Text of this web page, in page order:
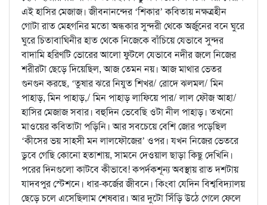
এই হাসির মেজাজ। জীবনানন্দের ‘শিকার’ কবিতায় নক্ষত্রহীন
গোটা রাত মেহগনির মতো অন্ধকার সুন্দরী থেকে অর্জুনের বনে ঘুরে
ঘুরে চিতাবাঘিনীর হাত থেকে নিজেকে বাঁচিয়ে যেভাবে সুন্দর
বাদামি হরিণটি ভোরের আলো ফুটলে যেভাবে নদীর জলে নিজের
শরীরটা ছেড়ে দিয়েছিল, আজ তেমন নয়। আজ মাথার ভেতর
গুনগুন করছে, ‘তুষার ঝরে নিযুত শিখর/ রোদে ঝলমল/ মিন
পাহাড়, মিন পাহাড়,/ মিন পাহাড় লাফিয়ে পার/ লাল ফৌজ আহা/
হাসির মেজাজ সবার। বহুদিন ভেবেছি ওটা নীল পাহাড়। তখনো
মাওয়ের কবিতাটা পড়িনি। আর সবচেয়ে বেশি জোর পড়েছিল
‘কীসের ভয় সাহসী মন লালফৌজের’ ওপর। যখন নিজের ভেতরে
ডুবে গেছি কোনো হতাশায়, সামনে দেওয়াল ছাড়া কিছু দেখিনি।
পরের দিনগুলো কাটবে কীভাবে! কপর্দকশূন্য অবস্থায় রাত দশটায়
যাদবপুর স্টেশনে। ধার-কর্জের জীবনে। কিংবা যেদিন বিশ্ববিদ্যালয়
ছেড়ে চলে এসেছিলাম শেষবার। আর দুটো সিঁড়ি উঠে গেলে ফেলে